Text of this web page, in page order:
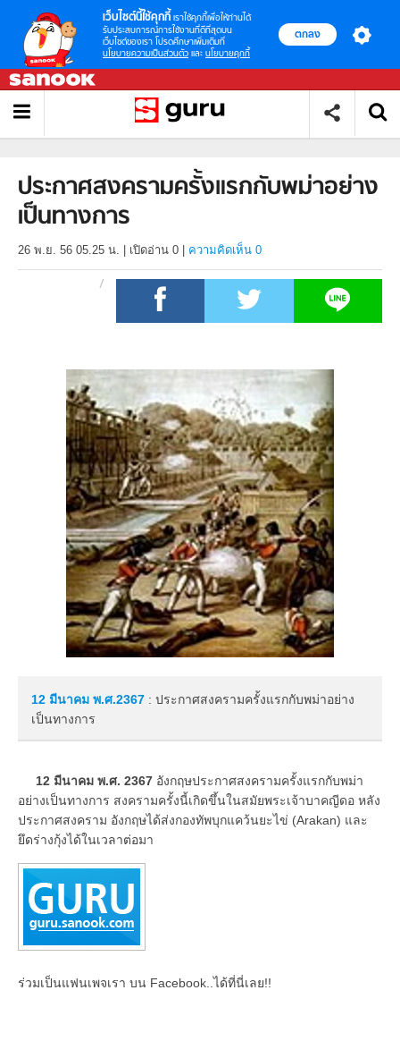
เว็บไซต์นี้ใช้คุกกี้ เราใช้คุกกี้เพื่อให้ท่านได้
รับประสบการณ์การใช้งานที่ดีที่สุดบน
เว็บไซต์ของเรา โปรดศึกษาเพิ่มเติมที่
นโยบายความเป็นส่วนตัว และ นโยบายคุกกี้
ตกลง
ประกาศสงครามครั้งแรกกับพม่าอย่าง
เป็นทางการ
26 พ.ย. 56 05.25 น. เปิดอ่าน 0 ความคิดเห็น 0
12 มีนาคม พ.ศ.2367 : ประกาศสงครามครั้งแรกกับพม่าอย่าง
เป็นทางการ
12 มีนาคม พ.ศ. 2367 อังกฤษประกาศสงครามครั้งแรกกับพม่า
อย่างเป็นทางการ สงครามครั้งนี้เกิดขึ้นในสมัยพระเจ้าบาคญีดอ หลัง
ประกาศสงคราม อังกฤษได้ส่งกองทัพบุกแคว้นยะไข่ (Arakan) และ
ยึดร่างกุ้งได้ในเวลาต่อมา
ร่วมเป็นแฟนเพจเรา บน Facebook..ได้ที่นี่เลย!!